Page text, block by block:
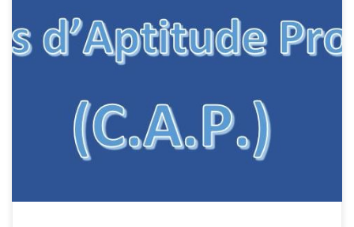
Agricoles Voir le descriptif de la formation Matériels de
Construction et de Manutention Voir […]